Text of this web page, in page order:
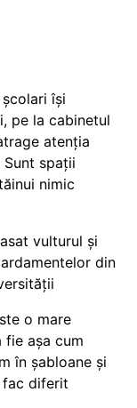
își
pe la cabinetul
atenția
spații
nimic
vulturul și
din
o mare
fie așa cum
în șabloane și
fac diferit